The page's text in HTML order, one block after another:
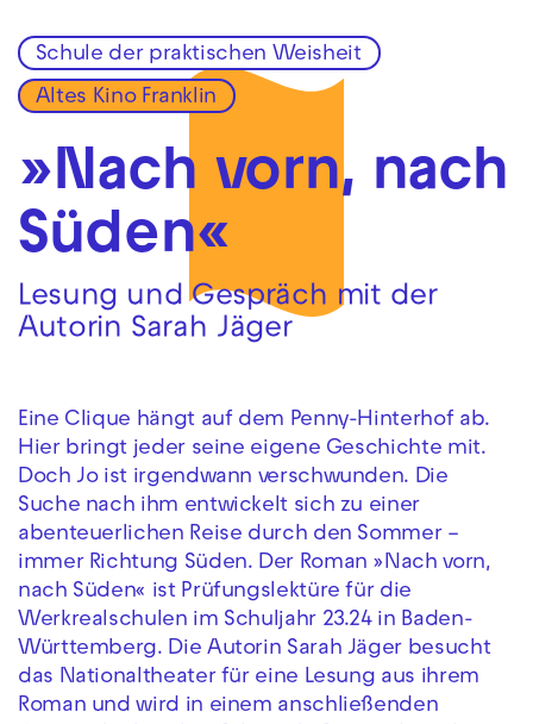
Zur Hauptnavigation springen
Zum Hauptinhalt springen
Schule der praktischen Weisheit
Altes Kino Franklin
»Nach vorn, nach
Süden«
Lesung und Gespräch mit der
Autorin Sarah Jäger
Eine Clique hängt auf dem Penny-Hinterhof ab.
Hier bringt jeder seine eigene Geschichte mit.
Doch Jo ist irgendwann verschwunden. Die
Suche nach ihm entwickelt sich zu einer
abenteuerlichen Reise durch den Sommer –
immer Richtung Süden. Der Roman »Nach vorn,
nach Süden« ist Prüfungslektüre für die
Werkrealschulen im Schuljahr 23.24 in Baden-
Württemberg. Die Autorin Sarah Jäger besucht
das Nationaltheater für eine Lesung aus ihrem
Roman und wird in einem anschließenden